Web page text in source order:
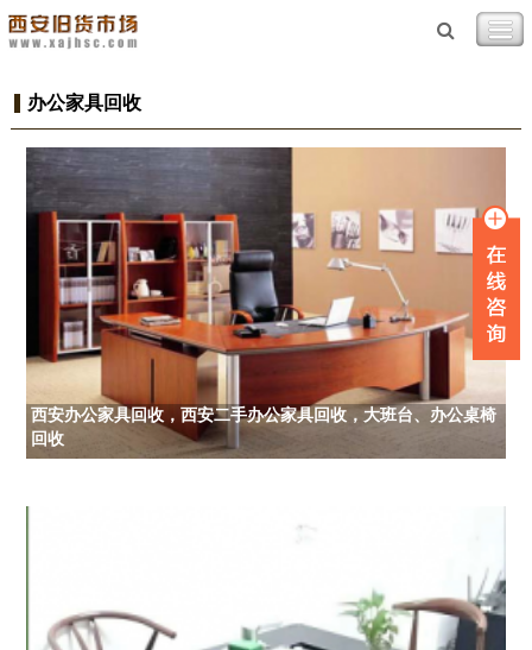
办公家具回收
西安办公家具回收，西安二手办公家具回收，大班台、办公桌椅
回收